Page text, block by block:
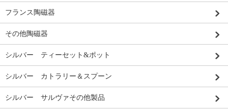
フランス陶磁器
その他陶磁器
シルバー ティーセット&ポット
シルバー カトラリー＆スプーン
シルバー サルヴァその他製品